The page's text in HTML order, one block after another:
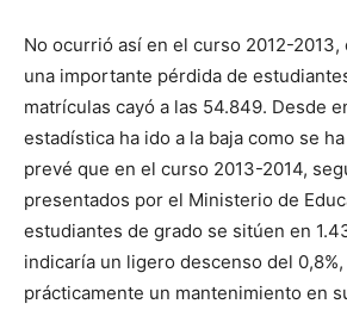
No ocurrió así en el curso 2012-
una importante pérdida de
matrículas cayó a las 54.849. Desde
estadística ha ido a la baja como se
prevé que en el curso 2013-2014,
presentados por el Ministerio de
estudiantes de grado se sitúen en
indicaría un ligero descenso del
prácticamente un mantenimiento en